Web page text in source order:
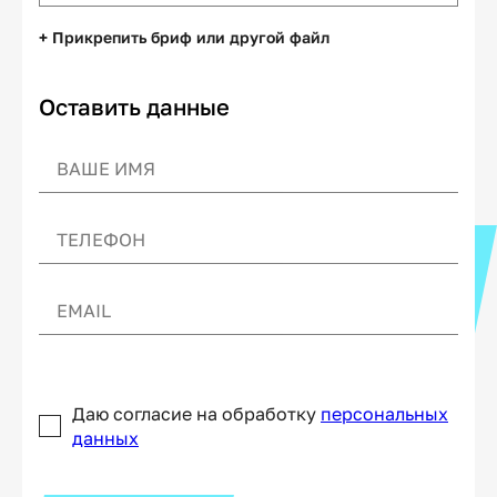
+ Прикрепить бриф или другой файл
Оставить данные
Даю согласие на обработку персональных
данных